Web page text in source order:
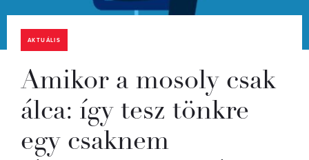
AKTUÁLIS
Amikor a mosoly csak
álca: így tesz tönkre
egy csaknem